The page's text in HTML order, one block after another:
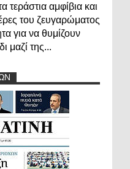
τεράστια αμφίβια και
του ζευγαρώματος
για να θυμίζουν
μαζί της...